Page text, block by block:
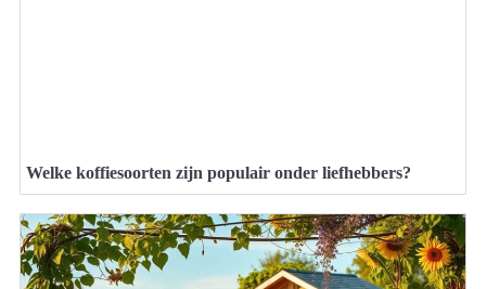
Welke koffiesoorten zijn populair onder liefhebbers?